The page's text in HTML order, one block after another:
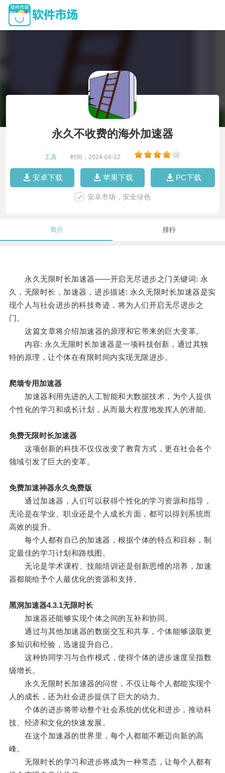
永久不收费的海外加速器
工具 时间：2024-04-12
安卓下载 苹果下载 PC下载
安卓市场，安全绿色
简介 排行
永久无限时长加速器——开启无尽进步之门关键词: 永
久，无限时长，加速器，进步描述: 永久无限时长加速器是实
现个人与社会进步的科技奇迹，将为人们开启无尽进步之
门。
这篇文章将介绍加速器的原理和它带来的巨大变革。
内容: 永久无限时长加速器是一项科技创新，通过其独
特的原理，让个体在有限时间内实现无限进步。
爬墙专用加速器
加速器利用先进的人工智能和大数据技术，为个人提供
个性化的学习和成长计划，从而最大程度地发挥人的潜能。
免费无限时长加速器
这项创新的科技不仅仅改变了教育方式，更在社会各个
领域引发了巨大的变革。
免费加速神器永久免费版
通过加速器，人们可以获得个性化的学习资源和指导，
无论是在学业、职业还是个人成长方面，都可以得到系统而
高效的提升。
每个人都有自己的加速器，根据个体的特点和目标，制
定最佳的学习计划和路线图。
无论是学术课程、技能培训还是创新思维的培养，加速
器都能给予个人最优化的资源和支持。
黑洞加速器4.3.1无限时长
加速器还能够实现个体之间的互补和协同。
通过与其他加速器的数据交互和共享，个体能够汲取更
多知识和经验，迅速提升自己。
这种协同学习与合作模式，使得个体的进步速度呈指数
级增长。
永久无限时长加速器的问世，不仅让每个人都能实现个
人的成长，还为社会进步提供了巨大的动力。
个体的进步将带动整个社会系统的优化和进步，推动科
技、经济和文化的快速发展。
在这个加速器的世界里，每个人都能不断迈向新的高
峰。
无限时长的学习和进步将成为一种常态，让每个人都有